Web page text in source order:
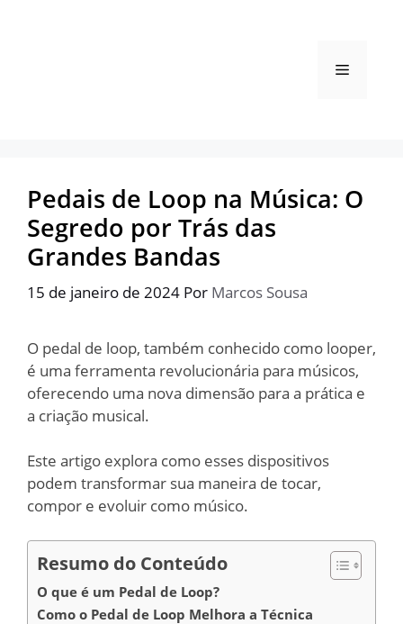
Menu
Pedais de Loop na Música: O
Segredo por Trás das
Grandes Bandas
15 de janeiro de 2024 Por Marcos Sousa
O pedal de loop, também conhecido como looper,
é uma ferramenta revolucionária para músicos,
oferecendo uma nova dimensão para a prática e
a criação musical.
Este artigo explora como esses dispositivos
podem transformar sua maneira de tocar,
compor e evoluir como músico.
Resumo do Conteúdo
O que é um Pedal de Loop?
Como o Pedal de Loop Melhora a Técnica